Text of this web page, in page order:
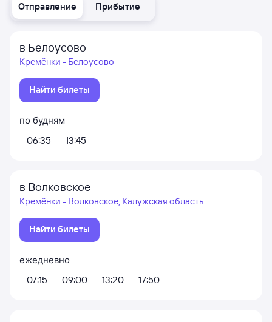
Отправление Прибытие
в Белоусово
Кремёнки - Белоусово
Найти билеты
по будням
06:35
13:45
в Волковское
Кремёнки - Волковское, Калужская область
Найти билеты
ежедневно
07:15
09:00 13:20 17:50